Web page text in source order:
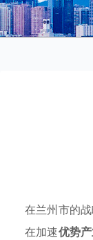
在兰州市的
在加速优势